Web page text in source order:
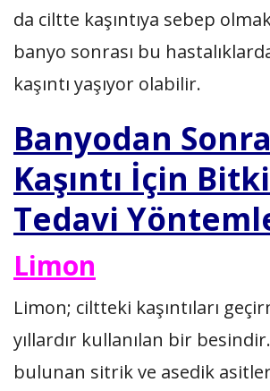
da ciltte kaşıntıya sebep
banyo sonrası bu
kaşıntı yaşıyor olabilir.
Banyodan Sonra
Kaşıntı İçin
Tedavi
Limon
Limon; ciltteki kaşıntıları
yıllardır kullanılan bir
bulunan sitrik ve asedik